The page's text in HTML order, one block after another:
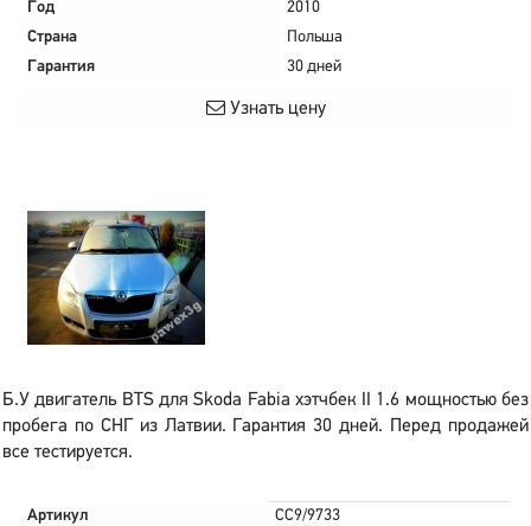
Год
2010
Страна
Польша
Гарантия
30 дней
Узнать цену
Б.У двигатель BTS для Skoda Fabia хэтчбек II 1.6 мощностью без
пробега по СНГ из Латвии. Гарантия 30 дней. Перед продажей
все тестируется.
Артикул
CC9/9733